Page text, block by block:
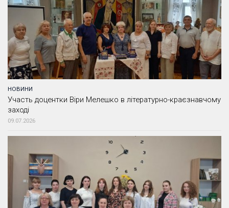
НОВИНИ
Участь доцентки Віри Мелешко в літературно-краєзнавчому
заході
09.07.2026